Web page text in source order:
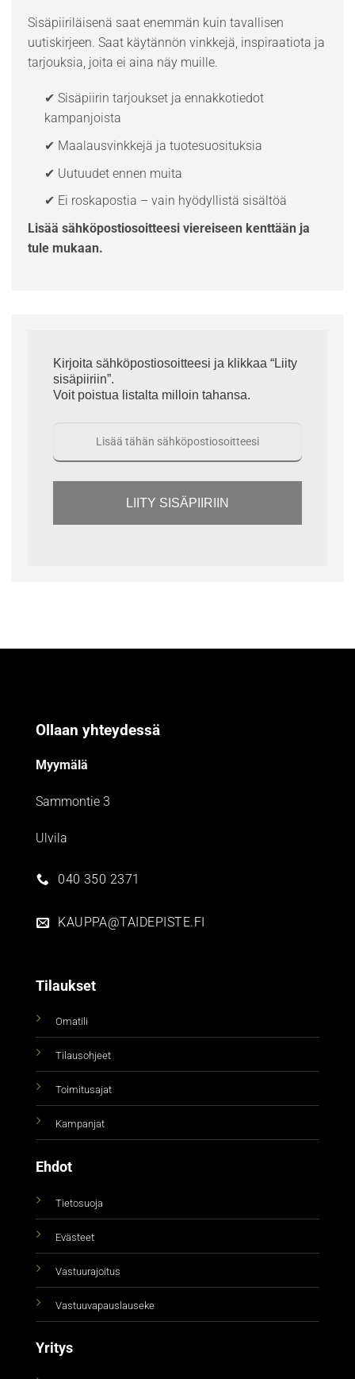
Sisäpiiriläisenä saat enemmän kuin tavallisen
uutiskirjeen. Saat käytännön vinkkejä, inspiraatiota ja
tarjouksia, joita ei aina näy muille.
✔ Sisäpiirin tarjoukset ja ennakkotiedot
kampanjoista
✔ Maalausvinkkejä ja tuotesuosituksia
✔ Uutuudet ennen muita
✔ Ei roskapostia – vain hyödyllistä sisältöä
Lisää sähköpostiosoitteesi viereiseen kenttään ja
tule mukaan.
Kirjoita sähköpostiosoitteesi ja klikkaa “Liity
sisäpiiriin”.
Voit poistua listalta milloin tahansa.
LIITY SISÄPIIRIIN
Ollaan yhteydessä
Myymälä
Sammontie 3
Ulvila
040 350 2371
KAUPPA@TAIDEPISTE.FI
Tilaukset
Omatili
Tilausohjeet
Toimitusajat
Kampanjat
Ehdot
Tietosuoja
Evästeet
Vastuurajoitus
Vastuuvapauslauseke
Yritys